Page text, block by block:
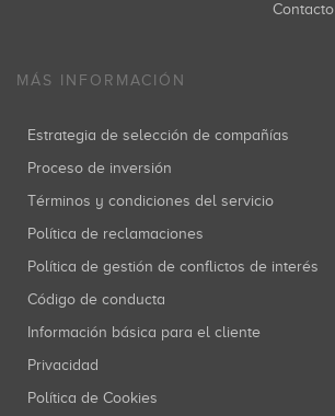
Contacto
MÁS INFORMACIÓN
Estrategia de selección de compañías
Proceso de inversión
Términos y condiciones del servicio
Política de reclamaciones
Política de gestión de conflictos de interés
Código de conducta
Información básica para el cliente
Privacidad
Política de Cookies